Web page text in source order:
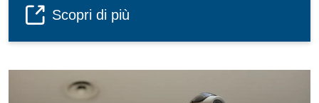
Scopri di più